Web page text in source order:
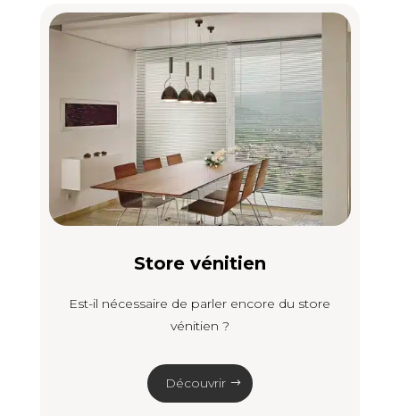
Store vénitien
Est-il nécessaire de parler encore du store
vénitien ?
Découvrir